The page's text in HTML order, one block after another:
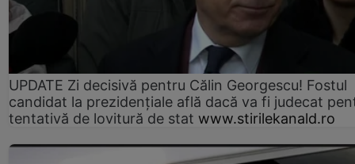
UPDATE Zi decisivă pentru Călin Georgescu! Fostul
candidat la prezidențiale află dacă va fi judecat
tentativă de lovitură de stat www.stirilekanald.ro